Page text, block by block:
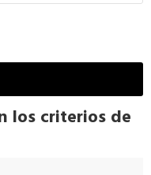
los criterios de